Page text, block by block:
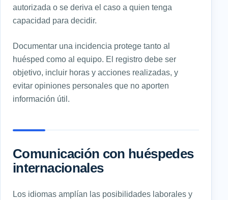
autorizada o se deriva el caso a quien tenga
capacidad para decidir.
Documentar una incidencia protege tanto al
huésped como al equipo. El registro debe ser
objetivo, incluir horas y acciones realizadas, y
evitar opiniones personales que no aporten
información útil.
Comunicación con huéspedes
internacionales
Los idiomas amplían las posibilidades laborales y